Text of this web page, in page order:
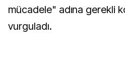
mücadele" adına gerekli
vurguladı.